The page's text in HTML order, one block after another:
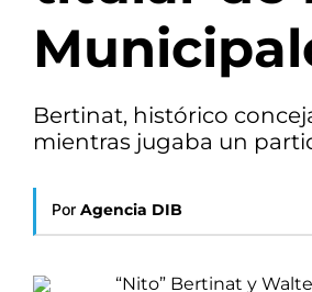
Bertinat, histórico
mientras jugaba un
Por Agencia DIB